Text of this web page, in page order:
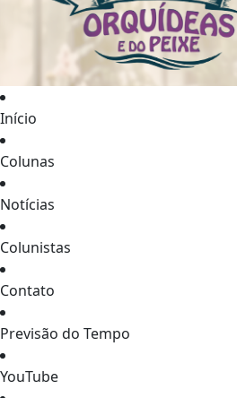
Início
Colunas
Notícias
Colunistas
Contato
Previsão do Tempo
YouTube